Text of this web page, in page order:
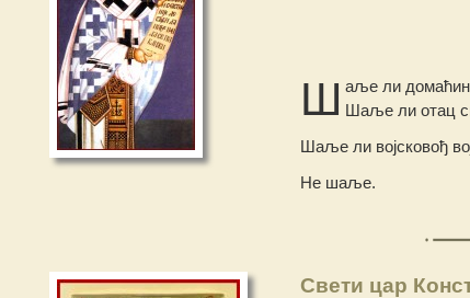
Ш аље ли домаћин
Шаље ли отац
Шаље ли војсковођ
Не шаље.
Свети цар